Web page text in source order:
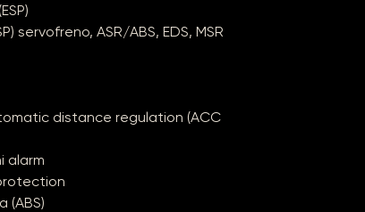
servofreno, ASR/ABS, EDS, MSR
distance regulation (ACC
alarm
(ABS)